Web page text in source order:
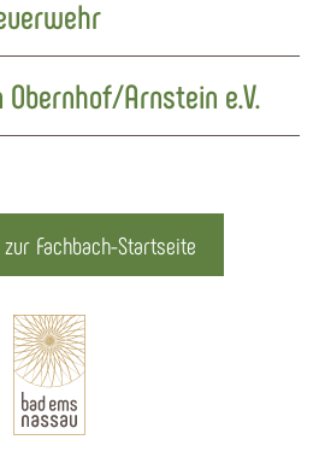
Arnstein e.V.
Fachbach-Startseite